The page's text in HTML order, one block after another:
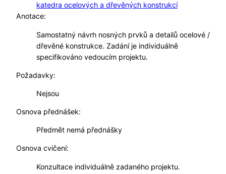
katedra ocelových a dřevěných konstrukcí
Anotace:
Samostatný návrh nosných prvků a detailů ocelové /
dřevěné konstrukce. Zadání je individuálně
specifikováno vedoucím projektu.
Požadavky:
Nejsou
Osnova přednášek:
Předmět nemá přednášky
Osnova cvičení:
Konzultace individuálně zadaného projektu.